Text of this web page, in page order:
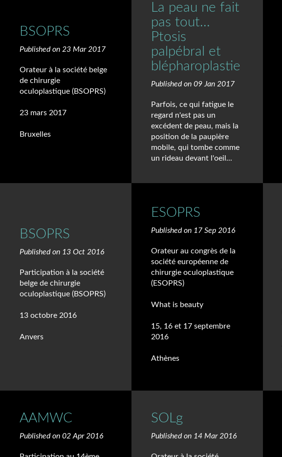
BSOPRS
Published on 23 Mar 2017
Orateur à la société belge
de chirurgie
oculoplastique (BSOPRS)
23 mars 2017
Bruxelles
La peau ne fait
pas tout...
Ptosis
palpébral et
blépharoplastie
Published on 09 Jan 2017
Parfois, ce qui fatigue le
regard n'est pas un
excédent de peau, mais la
position de la paupière
mobile, qui tombe comme
un rideau devant l'oeil...
BSOPRS
Published on 13 Oct 2016
Participation à la société
belge de chirurgie
oculoplastique (BSOPRS)
13 octobre 2016
Anvers
ESOPRS
Published on 17 Sep 2016
Orateur au congrès de la
société européenne de
chirurgie oculoplastique
(ESOPRS)
What is beauty
15, 16 et 17 septembre
2016
Athènes
AAMWC
Published on 02 Apr 2016
SOLg
Published on 14 Mar 2016